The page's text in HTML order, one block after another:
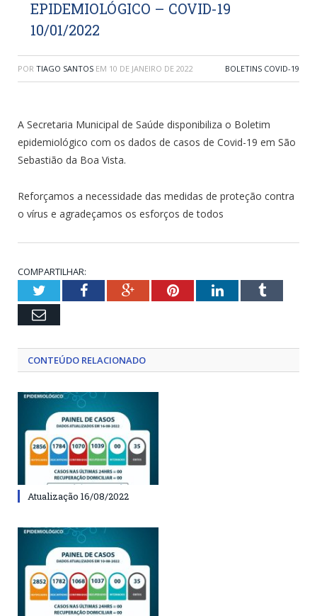
EPIDEMIOLÓGICO – COVID-19
10/01/2022
POR TIAGO SANTOS EM 10 DE JANEIRO DE 2022 BOLETINS COVID-19
A Secretaria Municipal de Saúde disponibiliza o Boletim
epidemiológico com os dados de casos de Covid-19 em São
Sebastião da Boa Vista.
Reforçamos a necessidade das medidas de proteção contra
o vírus e agradeçamos os esforços de todos
COMPARTILHAR:
TwitterFacebookGoogle+PinterestLinkedInTumblr
Email
CONTEÚDO RELACIONADO
Atualização 16/08/2022